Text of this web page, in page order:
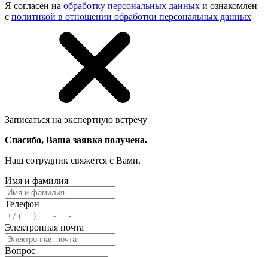
Я согласен на обработку персональных данных и ознакомлен
с политикой в отношении обработки персональных данных
Записаться на экспертную встречу
Спасибо, Ваша заявка получена.
Наш сотрудник свяжется с Вами.
Имя и фамилия
Телефон
Электронная почта
Вопрос